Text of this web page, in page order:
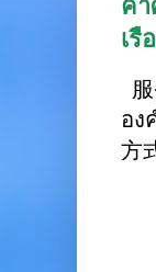
คำ
เรื
อง
方